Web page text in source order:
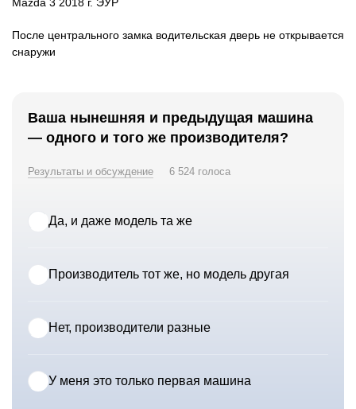
После центрального замка водительская дверь не открывается
снаружи
Ваша нынешняя и предыдущая машина
— одного и того же производителя?
Результаты и обсуждение 6 524 голоса
Да, и даже модель та же
Производитель тот же, но модель другая
Нет, производители разные
У меня это только первая машина